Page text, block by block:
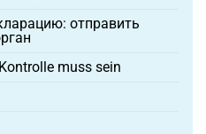
отправить
muss sein